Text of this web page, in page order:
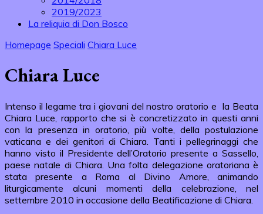
2019/2023
La reliquia di Don Bosco
Homepage Speciali Chiara Luce
Chiara Luce
Intenso il legame tra i giovani del nostro oratorio e la Beata
Chiara Luce, rapporto che si è concretizzato in questi anni
con la presenza in oratorio, più volte, della postulazione
vaticana e dei genitori di Chiara. Tanti i pellegrinaggi che
hanno visto il Presidente dell’Oratorio presente a Sassello,
paese natale di Chiara. Una folta delegazione oratoriana è
stata presente a Roma al Divino Amore, animando
liturgicamente alcuni momenti della celebrazione, nel
settembre 2010 in occasione della Beatificazione di Chiara.